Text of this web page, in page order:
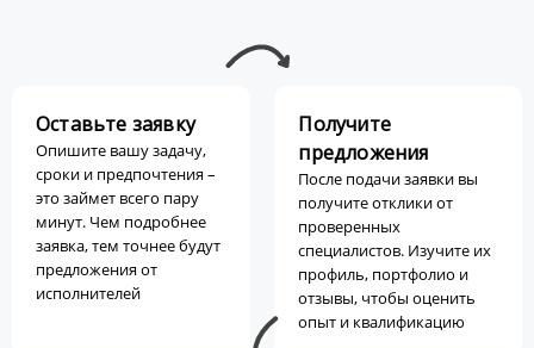
Оставьте заявку
Опишите вашу задачу,
сроки и предпочтения –
это займет всего пару
минут. Чем подробнее
заявка, тем точнее будут
предложения от
исполнителей
Получите
предложения
После подачи заявки вы
получите отклики от
проверенных
специалистов. Изучите их
профиль, портфолио и
отзывы, чтобы оценить
опыт и квалификацию